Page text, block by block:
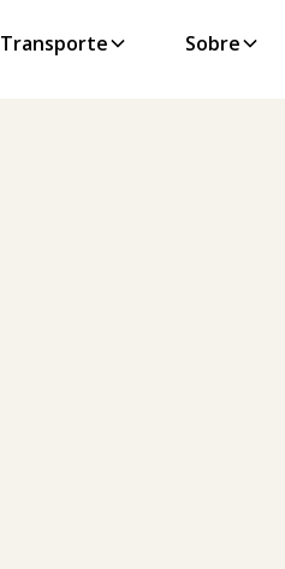
Transporte Sobre